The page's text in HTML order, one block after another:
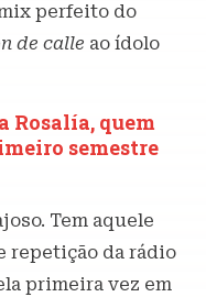
perfeito do
de calle ao ídolo
Rosalía, quem
semestre
Tem aquele
repetição da rádio
primeira vez em